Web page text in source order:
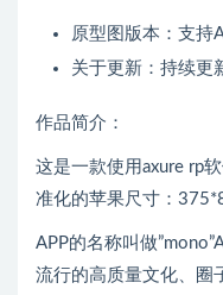
原型图版本：支持
关于更新：持续更
作品简介：
这是一款使用axure rp
准化的苹果尺寸：
APP的名称叫做
流行的高质量文化、圈